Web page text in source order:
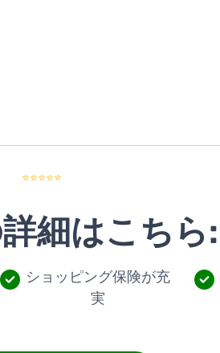
⭐⭐⭐⭐⭐
細はこちら:
ショッピング保険が充
実